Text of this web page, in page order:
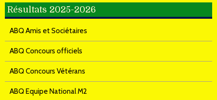
Résultats 2025-2026
ABQ Amis et Sociétaires
ABQ Concours officiels
ABQ Concours Vétérans
ABQ Equipe National M2